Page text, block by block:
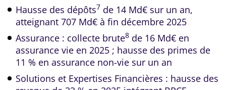
Hausse des dépôts7 de 14 Md€ sur un an,
atteignant 707 Md€ à fin décembre 2025
Assurance : collecte brute8 de 16 Md€ en
assurance vie en 2025 ; hausse des primes de
11 % en assurance non-vie sur un an
Solutions et Expertises Financières : hausse des